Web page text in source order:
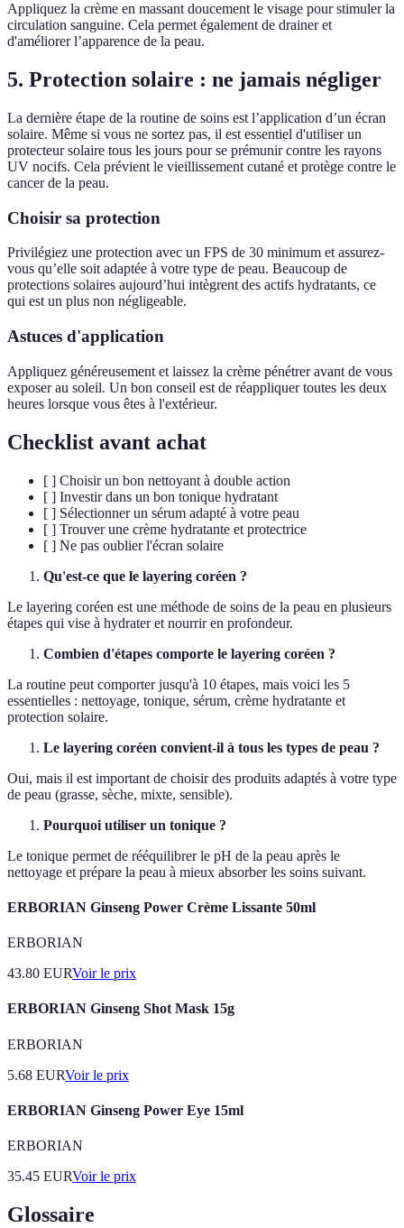
Appliquez la crème en massant doucement le visage pour stimuler la
circulation sanguine. Cela permet également de drainer et
d'améliorer l’apparence de la peau.
5. Protection solaire : ne jamais négliger
La dernière étape de la routine de soins est l’application d’un écran
solaire. Même si vous ne sortez pas, il est essentiel d'utiliser un
protecteur solaire tous les jours pour se prémunir contre les rayons
UV nocifs. Cela prévient le vieillissement cutané et protège contre le
cancer de la peau.
Choisir sa protection
Privilégiez une protection avec un FPS de 30 minimum et assurez-
vous qu’elle soit adaptée à votre type de peau. Beaucoup de
protections solaires aujourd’hui intègrent des actifs hydratants, ce
qui est un plus non négligeable.
Astuces d'application
Appliquez généreusement et laissez la crème pénétrer avant de vous
exposer au soleil. Un bon conseil est de réappliquer toutes les deux
heures lorsque vous êtes à l'extérieur.
Checklist avant achat
[ ] Choisir un bon nettoyant à double action
[ ] Investir dans un bon tonique hydratant
[ ] Sélectionner un sérum adapté à votre peau
[ ] Trouver une crème hydratante et protectrice
[ ] Ne pas oublier l'écran solaire
Qu'est-ce que le layering coréen ?
Le layering coréen est une méthode de soins de la peau en plusieurs
étapes qui vise à hydrater et nourrir en profondeur.
Combien d'étapes comporte le layering coréen ?
La routine peut comporter jusqu'à 10 étapes, mais voici les 5
essentielles : nettoyage, tonique, sérum, crème hydratante et
protection solaire.
Le layering coréen convient-il à tous les types de peau ?
Oui, mais il est important de choisir des produits adaptés à votre type
de peau (grasse, sèche, mixte, sensible).
Pourquoi utiliser un tonique ?
Le tonique permet de rééquilibrer le pH de la peau après le
nettoyage et prépare la peau à mieux absorber les soins suivant.
ERBORIAN Ginseng Power Crème Lissante 50ml
ERBORIAN
43.80 EURVoir le prix
ERBORIAN Ginseng Shot Mask 15g
ERBORIAN
5.68 EURVoir le prix
ERBORIAN Ginseng Power Eye 15ml
ERBORIAN
35.45 EURVoir le prix
Glossaire